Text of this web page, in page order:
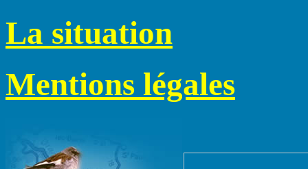
La situation
Mentions légales